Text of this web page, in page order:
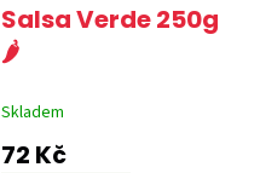
Salsa Verde 250g
🌶️
Skladem
72 Kč